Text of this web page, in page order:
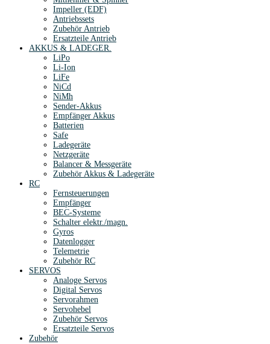
Impeller (EDF)
Antriebssets
Zubehör Antrieb
Ersatzteile Antrieb
AKKUS & LADEGER.
LiPo
Li-Ion
LiFe
NiCd
NiMh
Sender-Akkus
Empfänger Akkus
Batterien
Safe
Ladegeräte
Netzgeräte
Balancer & Messgeräte
Zubehör Akkus & Ladegeräte
RC
Fernsteuerungen
Empfänger
BEC-Systeme
Schalter elektr./magn.
Gyros
Datenlogger
Telemetrie
Zubehör RC
SERVOS
Analoge Servos
Digital Servos
Servorahmen
Servohebel
Zubehör Servos
Ersatzteile Servos
Zubehör